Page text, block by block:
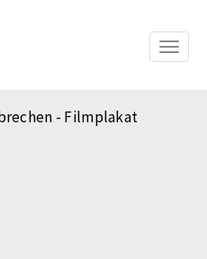
Toggle